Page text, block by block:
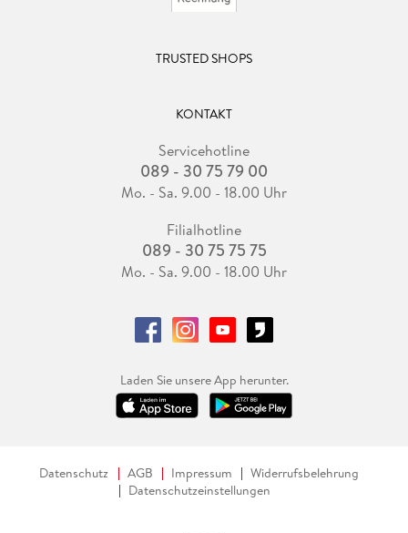
TRUSTED SHOPS
KONTAKT
Servicehotline
089 - 30 75 79 00
Mo. - Sa. 9.00 - 18.00 Uhr
Filialhotline
089 - 30 75 75 75
Mo. - Sa. 9.00 - 18.00 Uhr
Laden Sie unsere App herunter.
Datenschutz AGB Impressum
Widerrufsbelehrung
Datenschutzeinstellungen